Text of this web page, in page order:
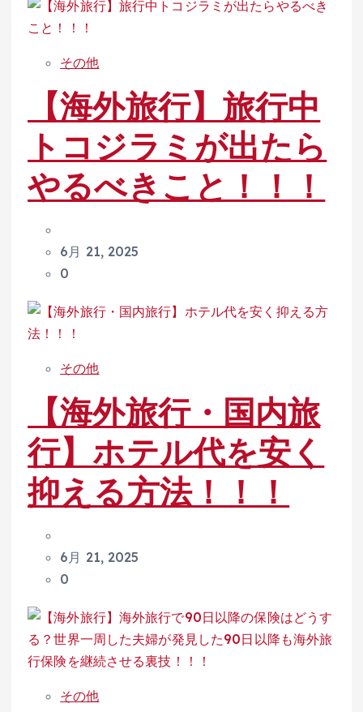
その他
【海外旅行】旅行中
トコジラミが出たら
やるべきこと！！！
6月 21, 2025
0
その他
【海外旅行・国内旅
行】ホテル代を安く
抑える方法！！！
6月 21, 2025
0
その他